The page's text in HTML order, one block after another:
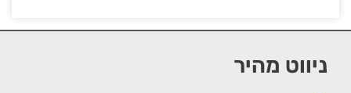
ניווט מהיר